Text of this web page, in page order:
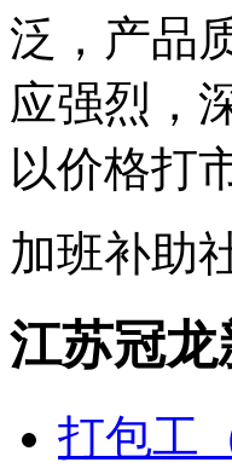
泛，产品
应强烈，
以价格打
加班补助
江苏冠
打包工